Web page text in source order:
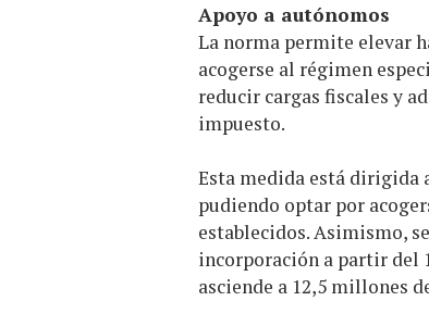
Apoyo a autónomos
La norma permite elevar
acogerse al régimen
reducir cargas fiscales y
impuesto.
Esta medida está dirigida
pudiendo optar por
establecidos. Asimismo,
incorporación a partir del
asciende a 12,5 millones